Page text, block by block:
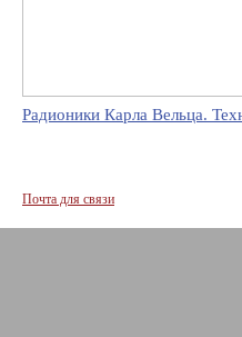
Радионики Карла Вельца.
Почта для связи